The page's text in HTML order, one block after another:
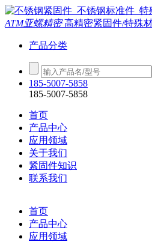
ATM亚螺精密高精密紧固件/特殊
产品分类
185-5007-5858
185-5007-5858
首页
产品中心
应用领域
关于我们
紧固件知识
联系我们
首页
产品中心
应用领域